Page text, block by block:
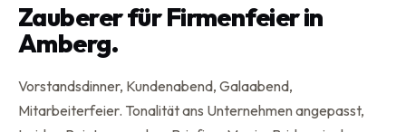
Zauberer für Firmenfeier in
Amberg.
Vorstandsdinner, Kundenabend, Galaabend,
Mitarbeiterfeier. Tonalität ans Unternehmen angepasst,